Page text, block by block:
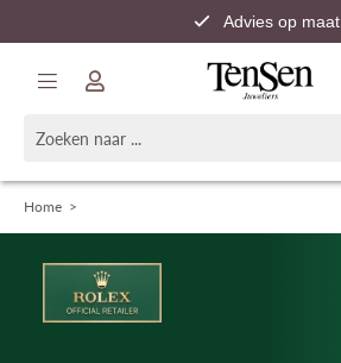
Advies op maat
Snelle verzending
Home >